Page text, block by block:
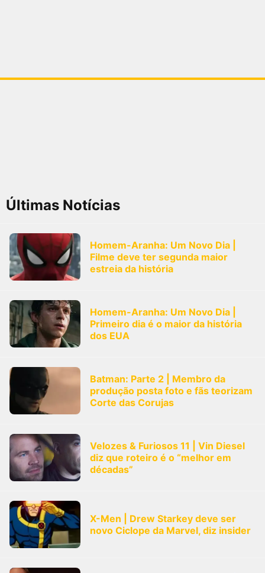
Últimas Notícias
Homem-Aranha: Um Novo Dia |
Filme deve ter segunda maior
estreia da história
Homem-Aranha: Um Novo Dia |
Primeiro dia é o maior da história
dos EUA
Batman: Parte 2 | Membro da
produção posta foto e fãs teorizam
Corte das Corujas
Velozes & Furiosos 11 | Vin Diesel
diz que roteiro é o “melhor em
décadas”
X-Men | Drew Starkey deve ser
novo Ciclope da Marvel, diz insider